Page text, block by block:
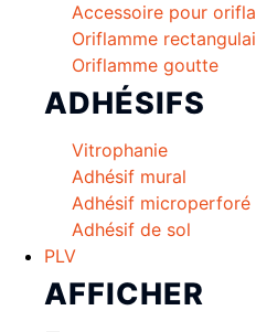
Accessoire pour
Oriflamme
Oriflamme goutte
ADHÉSIFS
Vitrophanie
Adhésif mural
Adhésif microperforé
Adhésif de sol
PLV
AFFICHER